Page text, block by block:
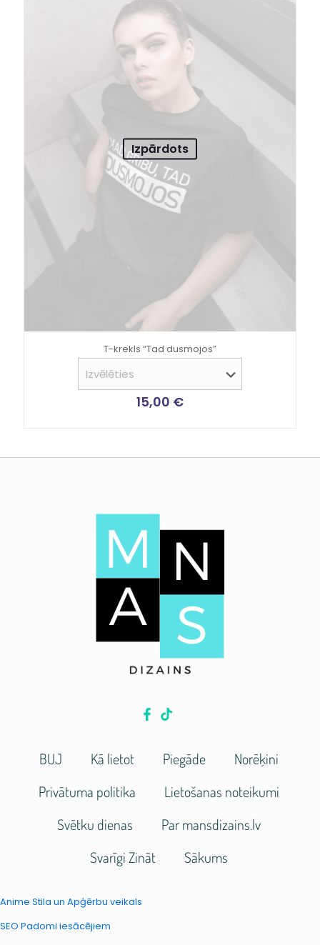
Izpārdots
T-krekls “Tad dusmojos”
15,00 €
BUJ Kā lietot Piegāde
Norēķini
Privātuma politika
Lietošanas noteikumi
Svētku dienas
Par mansdizains.lv
Svarīgi Zināt
Sākums
Anime Stila un Apģērbu veikals
SEO Padomi iesācējiem